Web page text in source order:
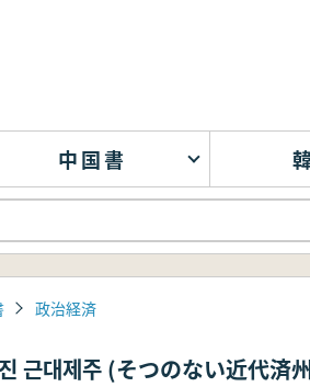
中国書
政治経済
근대제주 (そつのない近代